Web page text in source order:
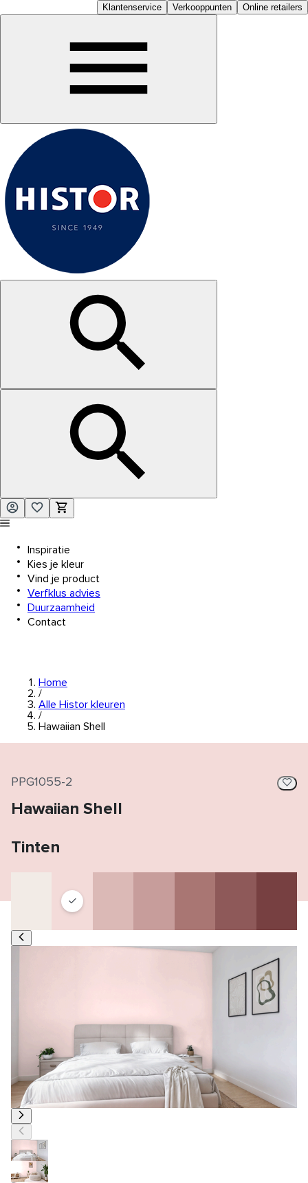
Klantenservice Verkooppunten Online retailers
Inspiratie
Kies je kleur
Vind je product
Verfklus advies
Duurzaamheid
Contact
Home
/
Alle Histor kleuren
/
Hawaiian Shell
PPG1055-2
Hawaiian Shell
Tinten